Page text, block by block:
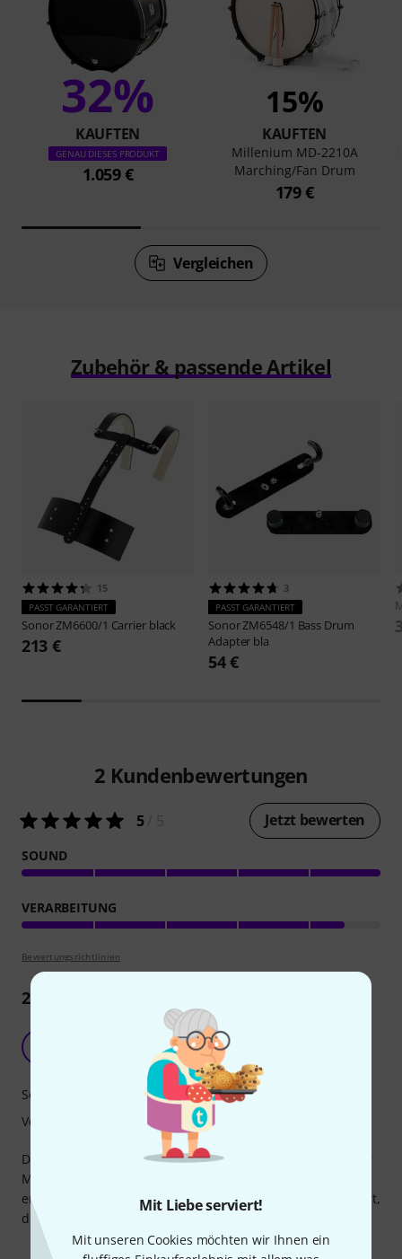
Mit Liebe serviert!
Mit unseren Cookies möchten wir Ihnen ein
32%
KAUFTEN
GENAU DIESES PRODUKT
1.059 €
15%
KAUFTEN
Millenium MD-2210A
Marching/Fan Drum
179 €
Vergleichen
Zubehör & passende Artikel
15
PASST GARANTIERT
SonorZM6600/1 Carrier black
213 €
3
PASST GARANTIERT
SonorZM6548/1 Bass Drum
Adapter bla
54 €
2 Kundenbewertungen
5/ 5 Jetzt bewerten
SOUND
VERARBEITUNG
Bewertungsrichtlinien
2Rezensionen
sehr gute Marching Bass Drum
Anonym 11.02.2016
Die Bass Drum hat einen satten Sound und kommt in einer
Marschformation sehr gut zur Geltung. Sie ist absolut
empfehlenswert. Leider verkratzt die Oberfläche sehr leicht,
deshalb ist eine Schutzhülle unbedingt empfehlenswert.
Sound
Verarbeitung